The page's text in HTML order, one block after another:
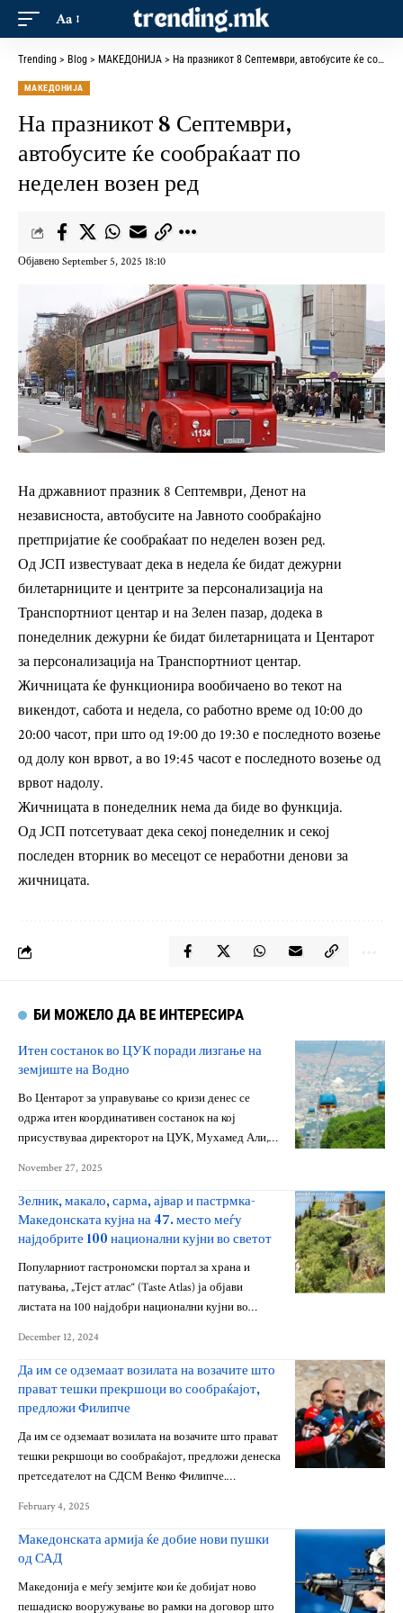
Aa
Trending > Blog > МАКЕДОНИЈА > На празникот 8 Септември, автобусите ќе сообраќаат по неделен возен ред
МАКЕДОНИЈА
На празникот 8 Септември,
автобусите ќе сообраќаат по
неделен возен ред
Објавено September 5, 2025 18:10
На државниот празник 8 Септември, Денот на
независноста, автобусите на Јавното сообраќајно
претпријатие ќе сообраќаат по неделен возен ред.
Од ЈСП известуваат дека в недела ќе бидат дежурни
билетарниците и центрите за персонализација на
Транспортниот центар и на Зелен пазар, додека в
понеделник дежурни ќе бидат билетарницата и Центарот
за персонализација на Транспортниот центар.
Жичницата ќе функционира вообичаено во текот на
викендот, сабота и недела, со работно време од 10:00 до
20:00 часот, при што од 19:00 до 19:30 е последното возење
од долу кон врвот, а во 19:45 часот е последното возење од
врвот надолу.
Жичницата в понеделник нема да биде во функција.
Од ЈСП потсетуваат дека секој понеделник и секој
последен вторник во месецот се неработни денови за
жичницата.
БИ МОЖЕЛО ДА ВЕ ИНТЕРЕСИРА
Итен состанок во ЦУК поради лизгање на
земјиште на Водно
Во Центарот за управување со кризи денес се
одржа итен координативен состанок на кој
присуствуваа директорот на ЦУК, Мухамед Али,…
November 27, 2025
Зелник, макало, сарма, ајвар и пастрмка-
Македонската кујна на 47. место меѓу
најдобрите 100 национални кујни во светот
Популарниот гастрономски портал за храна и
патувања, „Тејст атлас“ (Taste Atlas) ја објави
листата на 100 најдобри национални кујни во…
December 12, 2024
Да им се одземаат возилата на возачите што
прават тешки прекршоци во сообраќајот,
предложи Филипче
Да им се одземаат возилата на возачите што прават
тешки рекршоци во сообраќајот, предложи денеска
претседателот на СДСМ Венко Филипче.…
February 4, 2025
Македонската армија ќе добие нови пушки
од САД
Македонија е меѓу земјите кои ќе добијат ново
пешадиско вооружување во рамки на договор што